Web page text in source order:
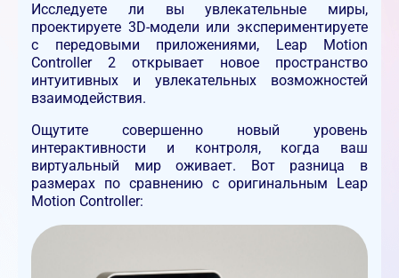
Исследуете ли вы увлекательные миры,
проектируете 3D-модели или экспериментируете
с передовыми приложениями, Leap Motion
Controller 2 открывает новое пространство
интуитивных и увлекательных возможностей
взаимодействия.
Ощутите совершенно новый уровень
интерактивности и контроля, когда ваш
виртуальный мир оживает. Вот разница в
размерах по сравнению с оригинальным Leap
Motion Controller: